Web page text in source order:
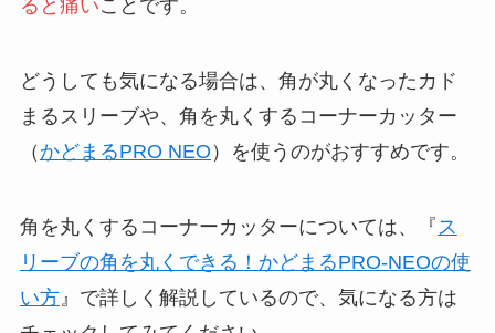
ると痛いことです。
どうしても気になる場合は、角が丸くなったカド
まるスリーブや、角を丸くするコーナーカッター
（かどまるPRO NEO ）を使うのがおすすめです。
角を丸くするコーナーカッターについては、『 ス
リーブの角を丸くできる！かどまるPRO-NEOの使
い方』で詳しく解説しているので、気になる方は